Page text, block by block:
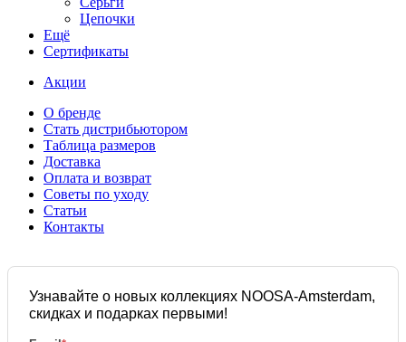
Цепочки
Ещё
Сертификаты
Акции
О бренде
Стать дистрибьютором
Таблица размеров
Доставка
Оплата и возврат
Советы по уходу
Статьи
Контакты
Узнавайте о новых коллекциях NOOSA-Amsterdam,
скидках и подарках первыми!